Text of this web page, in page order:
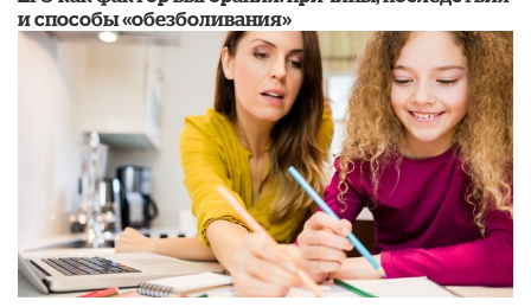
и способы «обезболивания»